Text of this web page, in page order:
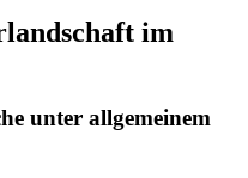
im
unter allgemeinem